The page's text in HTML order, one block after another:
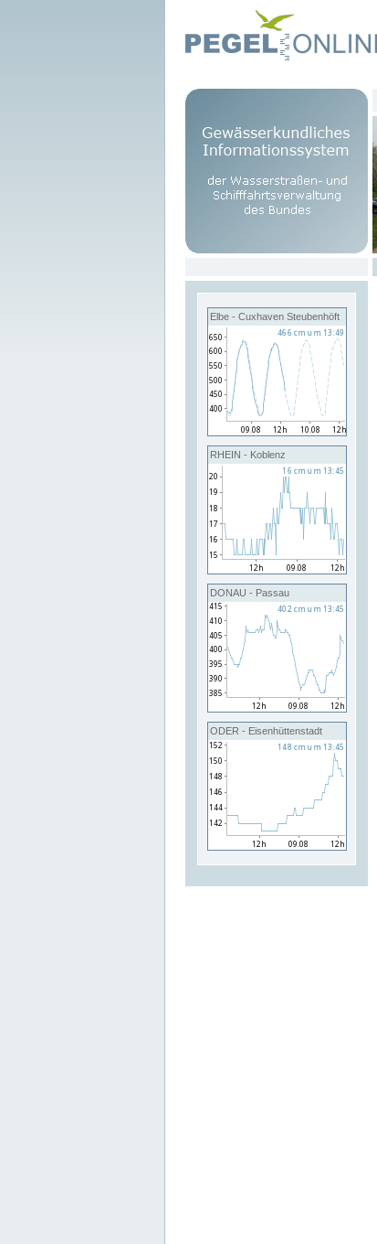
Elbe - Cuxhaven Steubenhöft
RHEIN - Koblenz
DONAU - Passau
ODER - Eisenhüttenstadt